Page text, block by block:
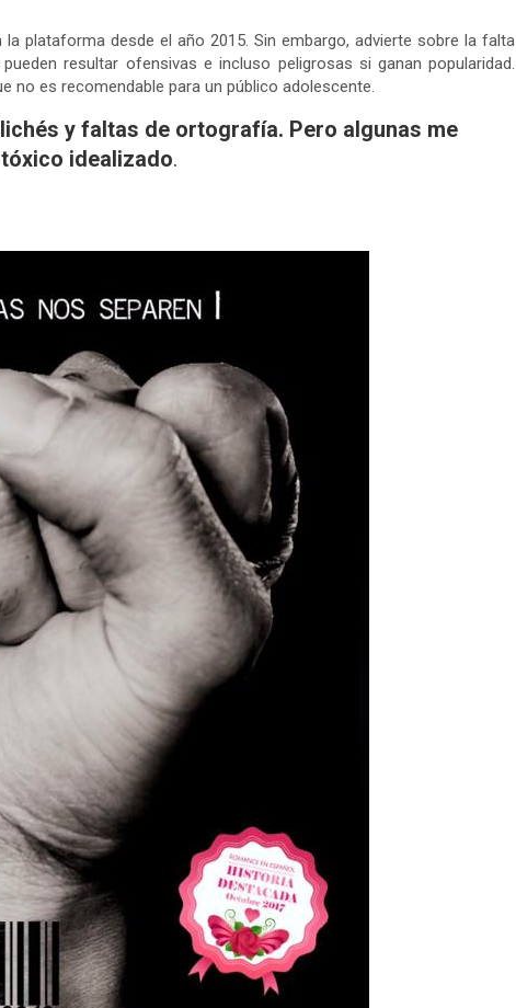
plataforma desde el año 2015. Sin embargo, advierte sobre la falta
resultar ofensivas e incluso peligrosas si ganan popularidad.
no es recomendable para un público adolescente.
y faltas de ortografía. Pero algunas me
idealizado.